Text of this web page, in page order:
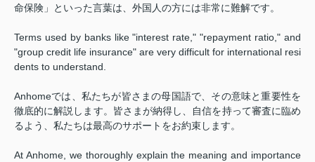
命保険」といった言葉は、外国人の方には非常に難解です。
Terms used by banks like "interest rate," "repayment ratio," and
"group credit life insurance" are very difficult for international resi
dents to understand.
Anhomeでは、私たちが皆さまの母国語で、その意味と重要性を
徹底的に解説します。皆さまが納得し、自信を持って審査に臨め
るよう、私たちは最高のサポートをお約束します。
At Anhome, we thoroughly explain the meaning and importance